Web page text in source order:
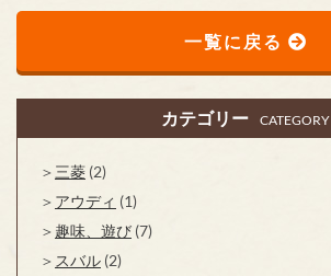
一覧に戻る
カテゴリー CATEGORY
三菱 (2)
アウディ (1)
趣味、遊び (7)
スバル (2)